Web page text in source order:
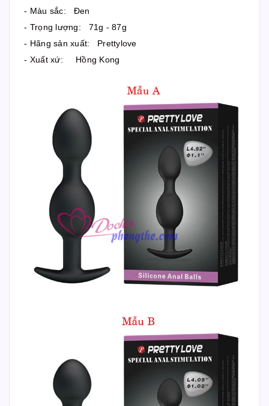
- Màu sắc: Đen
- Trọng lượng: 71g - 87g
- Hãng sản xuất: Prettylove
- Xuất xứ: Hồng Kong